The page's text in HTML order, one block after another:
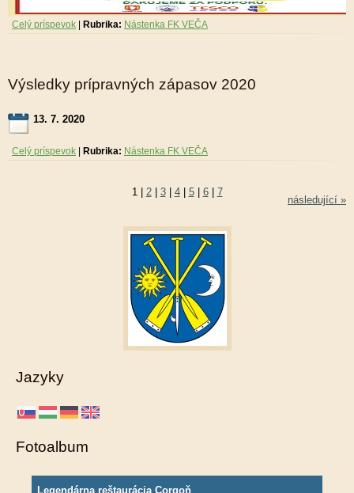
Celý príspevok Rubrika: Nástenka FK VEČA
Výsledky prípravných zápasov 2020
13. 7. 2020
Celý príspevok Rubrika: Nástenka FK VEČA
1 2 3 4 5 6 7
následující »
Jazyky
Fotoalbum
Legendárna reštaurácia Corgoň